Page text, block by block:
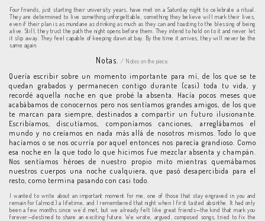
Four friends, just starting their university years, have met on a Saturday night to celebrate a ritual.
They are determined to live something unforgettable, something they believe will mark their lives,
even if their plan is as mundane as drinking as much as they can and toasting to the blessing of being
alive. Still, they trust the path the night opens before them. They intend to hold on to it and never let
it slip away. They feel capable of keeping dawn at bay. By the time it arrives, they will never be the
same again.
Notas./ Notes on the piece.
Quería escribir sobre un momento importante para mí, de los que se te
quedan grabados y permanecen contigo durante (casi) toda tu vida, y
recordé aquella noche en que probé la absenta. Hacía pocos meses que
acabábamos de conocernos pero nos sentíamos grandes amigos, de los que
te marcan para siempre, destinados a compartir un futuro ilusionante.
Escribíamos, discutíamos, componíamos canciones, arreglábamos el
mundo y no creíamos en nada más allá de nosotros mismos. Todo lo que
hacíamos o se nos ocurría por aquel entonces nos parecía grandioso. Como
esa noche en la que todo lo que hicimos fue mezclar absenta y champán.
Nos sentíamos héroes de nuestro propio mito mientras quemábamos
nuestros cuerpos una noche cualquiera, que pasó desapercibida para el
resto, como termina pasando con casi todo.
I wanted to write about an important moment for me, one of those that stay engraved in you and
remain for (almost) a lifetime, and I remembered that night when I first tasted absinthe. It had only
been a few months since we’d met, but we already felt like great friends—the kind that mark you
forever—destined to share an exciting future. We wrote, argued, composed songs, tried to fix the